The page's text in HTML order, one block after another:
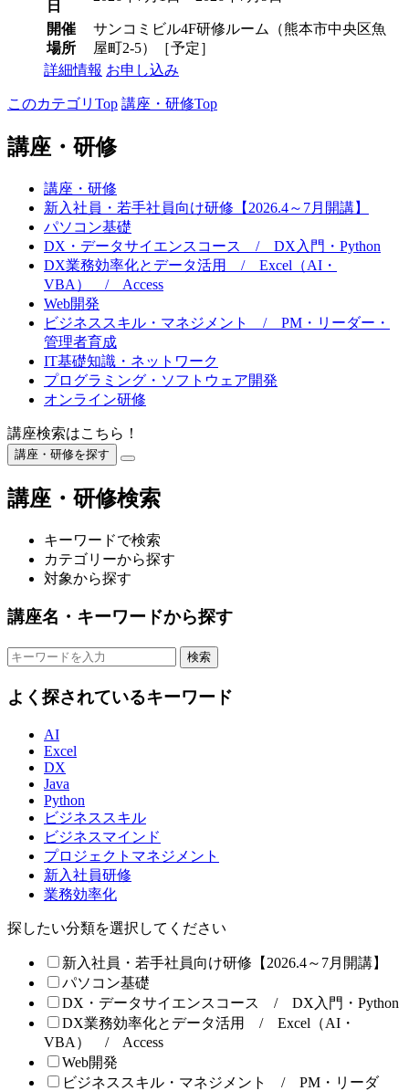
日
開催
場所
サンコミビル4F研修ルーム（熊本市中央区魚
屋町2-5）［予定］
詳細情報 お申し込み
このカテゴリTop 講座・研修Top
講座・研修
講座・研修
新入社員・若手社員向け研修【2026.4～7月開講】
パソコン基礎
DX・データサイエンスコース / DX入門・Python
DX業務効率化とデータ活用 / Excel（AI・
VBA） / Access
Web開発
ビジネススキル・マネジメント / PM・リーダー・
管理者育成
IT基礎知識・ネットワーク
プログラミング・ソフトウェア開発
オンライン研修
講座検索はこちら！
講座・研修を探す
閉
る
講座・研修検索
キーワードで検索
カテゴリーから探す
対象から探す
講座名・キーワードから探す
検索
よく探されているキーワード
AI
Excel
DX
Java
Python
ビジネススキル
ビジネスマインド
プロジェクトマネジメント
新入社員研修
業務効率化
探したい分類を選択してください
新入社員・若手社員向け研修【2026.4～7月開講】
パソコン基礎
DX・データサイエンスコース / DX入門・Python
DX業務効率化とデータ活用 / Excel（AI・
VBA） / Access
Web開発
ビジネススキル・マネジメント / PM・リーダ